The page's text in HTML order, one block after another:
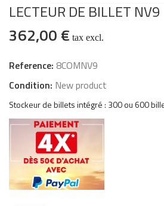
LECTEUR DE BILLET NV9
362,00 € tax excl.
Reference: 8COMNV9
Condition: New product
Stockeur de billets intégré : 300 ou 600